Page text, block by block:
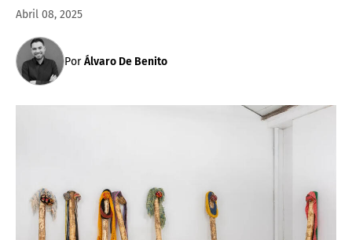
Abril 08, 2025
PorÁlvaro De Benito